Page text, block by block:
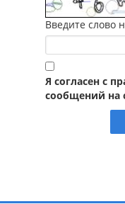
Введите слово
Я согласен с
сообщений на